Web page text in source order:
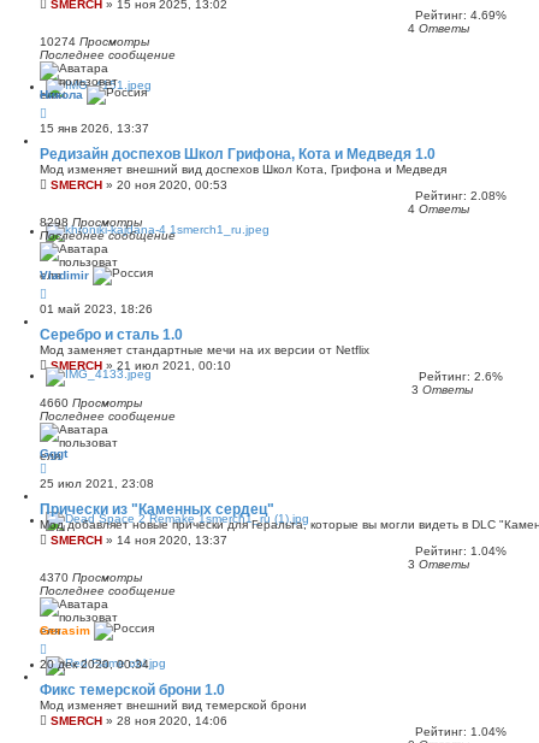
SMERCH » 15 ноя 2025, 13:02
Рейтинг: 4.69%
4 Ответы
10274 Просмотры
Последнее сообщение
Никола
15 янв 2026, 13:37
Редизайн доспехов Школ Грифона, Кота и Медведя 1.0
Мод изменяет внешний вид доспехов Школ Кота, Грифона и Медведя
SMERCH » 20 ноя 2020, 00:53
Рейтинг: 2.08%
4 Ответы
8298 Просмотры
Последнее сообщение
Vladimir
01 май 2023, 18:26
Серебро и сталь 1.0
Мод заменяет стандартные мечи на их версии от Netflix
SMERCH » 21 июл 2021, 00:10
Рейтинг: 2.6%
3 Ответы
4660 Просмотры
Последнее сообщение
Gggt
25 июл 2021, 23:08
Прически из "Каменных сердец"
Мод добавляет новые прически для Геральта, которые вы могли видеть в DLC
SMERCH » 14 ноя 2020, 13:37
Рейтинг: 1.04%
3 Ответы
4370 Просмотры
Последнее сообщение
Gerasim
20 дек 2020, 00:34
Фикс темерской брони 1.0
Мод изменяет внешний вид темерской брони
SMERCH » 28 ноя 2020, 14:06
Рейтинг: 1.04%